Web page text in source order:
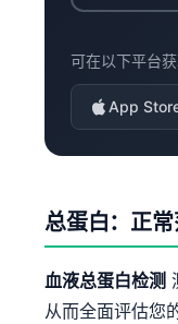
可在以下平台获
App
总蛋白：正
血液总蛋白检测
从而全面评估您